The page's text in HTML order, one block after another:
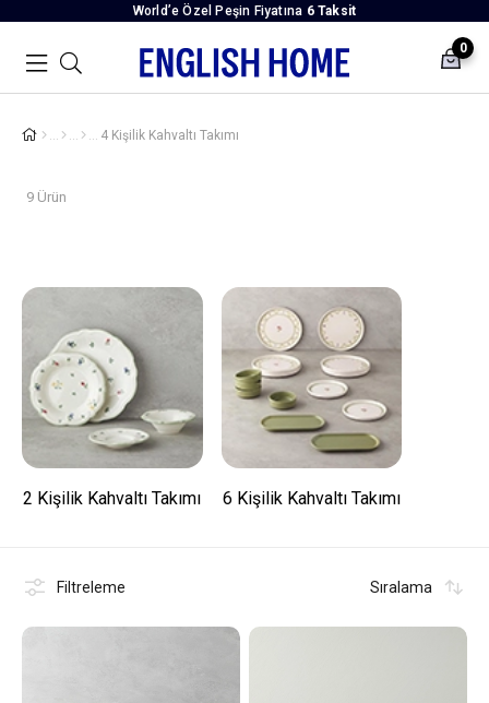
World’e Özel Peşin Fiyatına 6 Taksit
0
4 Kişilik Kahvaltı Takımı
9 Ürün
2 Kişilik Kahvaltı Takımı 6 Kişilik Kahvaltı Takımı
Filtreleme Sıralama